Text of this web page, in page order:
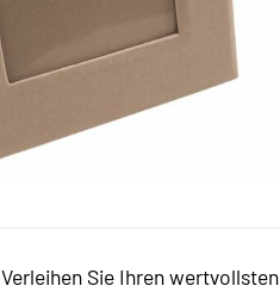
Verleihen Sie Ihren